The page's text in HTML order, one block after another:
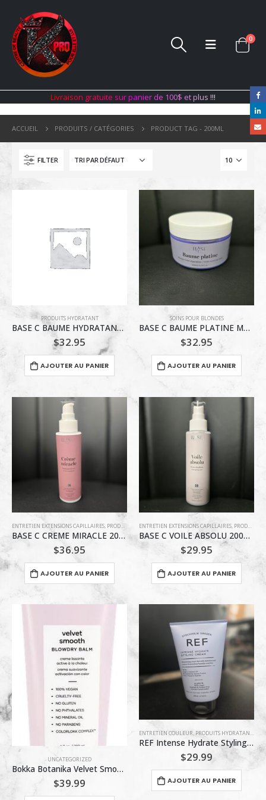
0
Livraison gratuite surpanier de 100$ etplus !!!
ACCUEIL PRODUITS / CATÉGORIES PRODUCT TAG - 200ML
FILTER
PRODUITS HYDRATANT
BASE C BAUME HYDRATANT MASQUE REPARATEUR 200ML
$32.95
AJOUTER AU PANIER
SOINS POUR BLONDES
BASE C BAUME PLATINE MASQUE VIOLET REPARATEUR 200ML
$32.95
AJOUTER AU PANIER
ENTRETIEN EXTENSIONS CAPILLAIRES, PRODUITS COIFFANTS ,PRODUITS DÉMÊLANT,PRODUITS
BASE C CREME MIRACLE 200ML
$36.95
AJOUTER AU PANIER
ENTRETIEN EXTENSIONS CAPILLAIRES, PRODUITS COIFFANTS
BASE C VOILE ABSOLU 200ML
$29.95
AJOUTER AU PANIER
UNCATEGORIZED
Bokka Botanika Velvet Smooth Blowdry Balm 200 ml
$39.99
ENTRETIEN COULEUR, PRODUITS HYDRATANT ,
REF Intense Hydrate Styling Cream 200ml – Crème Coiffante Hydratante
$29.99
AJOUTER AU PANIER